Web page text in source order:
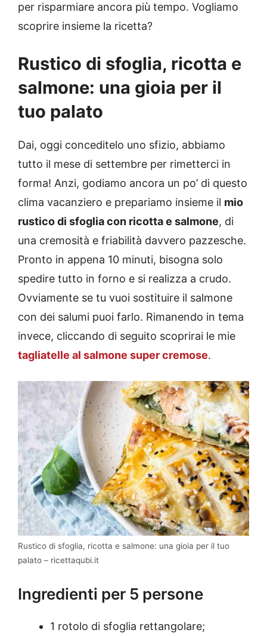
per risparmiare ancora più tempo. Vogliamo
scoprire insieme la ricetta?
Rustico di sfoglia, ricotta e
salmone: una gioia per il
tuo palato
Dai, oggi conceditelo uno sfizio, abbiamo
tutto il mese di settembre per rimetterci in
forma! Anzi, godiamo ancora un po’ di questo
clima vacanziero e prepariamo insieme il mio
rustico di sfoglia con ricotta e salmone, di
una cremosità e friabilità davvero pazzesche.
Pronto in appena 10 minuti, bisogna solo
spedire tutto in forno e si realizza a crudo.
Ovviamente se tu vuoi sostituire il salmone
con dei salumi puoi farlo. Rimanendo in tema
invece, cliccando di seguito scoprirai le mie
tagliatelle al salmone super cremose.
Rustico di sfoglia, ricotta e salmone: una gioia per il tuo
palato – ricettaqubi.it
Ingredienti per 5 persone
1 rotolo di sfoglia rettangolare;